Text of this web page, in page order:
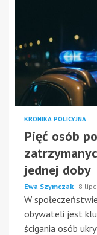
KRONIKA POLICYJNA
Pięć osób
jednej doby
Ewa Szymczak 8
W
obywateli jest
ścigania osób